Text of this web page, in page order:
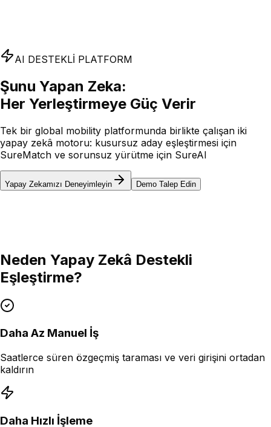
AI DESTEKLİ PLATFORM
Şunu Yapan Zeka:
Her Yerleştirmeye Güç Verir
Tek bir global mobility platformunda birlikte çalışan iki
yapay zekâ motoru: kusursuz aday eşleştirmesi için
SureMatch ve sorunsuz yürütme için SureAI
Yapay Zekamızı Deneyimleyin Demo Talep Edin
Neden Yapay Zekâ Destekli
Eşleştirme?
Daha Az Manuel İş
Saatlerce süren özgeçmiş taraması ve veri girişini ortadan
kaldırın
Daha Hızlı İşleme